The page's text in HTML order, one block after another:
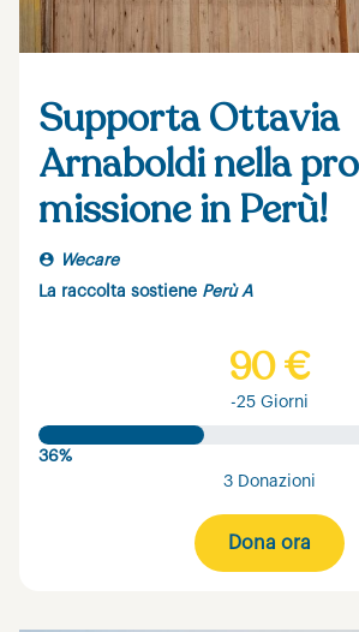
Supporta Ottavia
Arnaboldi nella
missione in Perù!
Wecare
La raccolta sostiene Perù A
90 €
-25 Giorni
36%
3 Donazioni
Dona ora